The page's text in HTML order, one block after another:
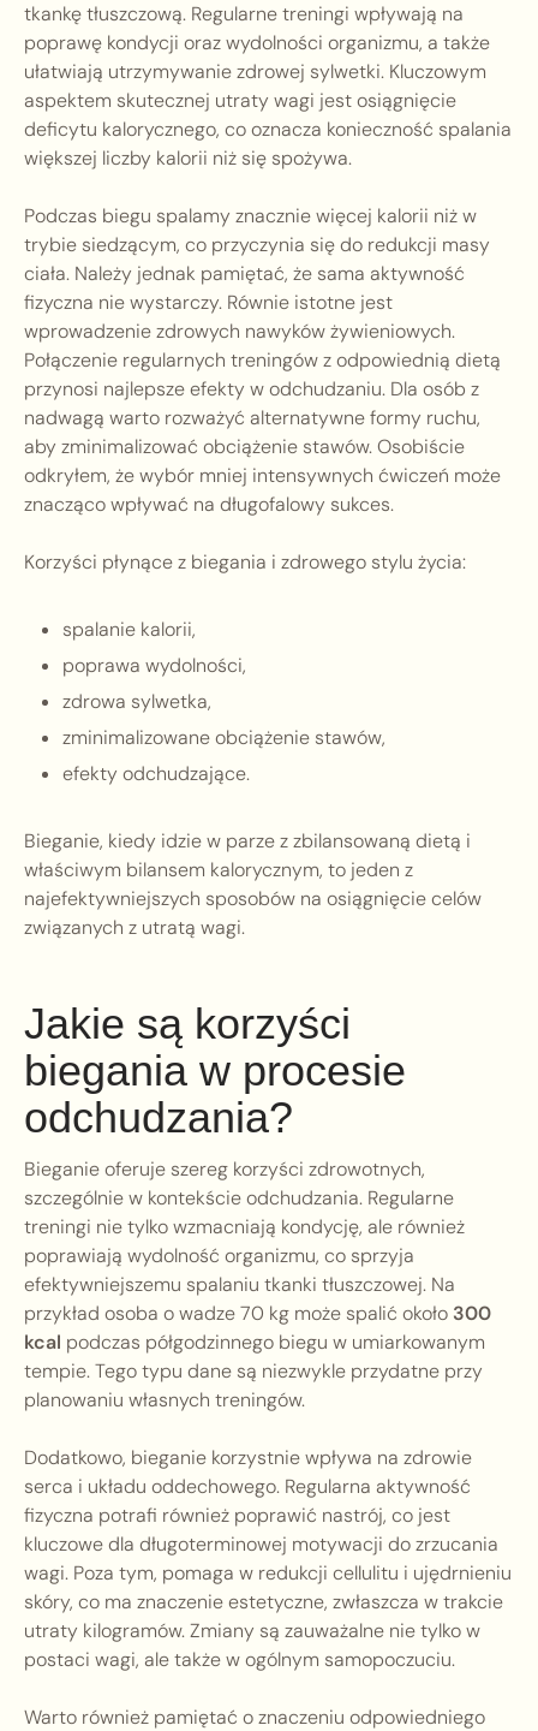
tkankę tłuszczową. Regularne treningi wpływają na
poprawę kondycji oraz wydolności organizmu, a także
ułatwiają utrzymywanie zdrowej sylwetki. Kluczowym
aspektem skutecznej utraty wagi jest osiągnięcie
deficytu kalorycznego, co oznacza konieczność spalania
większej liczby kalorii niż się spożywa.
Podczas biegu spalamy znacznie więcej kalorii niż w
trybie siedzącym, co przyczynia się do redukcji masy
ciała. Należy jednak pamiętać, że sama aktywność
fizyczna nie wystarczy. Równie istotne jest
wprowadzenie zdrowych nawyków żywieniowych.
Połączenie regularnych treningów z odpowiednią dietą
przynosi najlepsze efekty w odchudzaniu. Dla osób z
nadwagą warto rozważyć alternatywne formy ruchu,
aby zminimalizować obciążenie stawów. Osobiście
odkryłem, że wybór mniej intensywnych ćwiczeń może
znacząco wpływać na długofalowy sukces.
Korzyści płynące z biegania i zdrowego stylu życia:
spalanie kalorii,
poprawa wydolności,
zdrowa sylwetka,
zminimalizowane obciążenie stawów,
efekty odchudzające.
Bieganie, kiedy idzie w parze z zbilansowaną dietą i
właściwym bilansem kalorycznym, to jeden z
najefektywniejszych sposobów na osiągnięcie celów
związanych z utratą wagi.
Jakie są korzyści
biegania w procesie
odchudzania?
Bieganie oferuje szereg korzyści zdrowotnych,
szczególnie w kontekście odchudzania. Regularne
treningi nie tylko wzmacniają kondycję, ale również
poprawiają wydolność organizmu, co sprzyja
efektywniejszemu spalaniu tkanki tłuszczowej. Na
przykład osoba o wadze 70 kg może spalić około 300
kcal podczas półgodzinnego biegu w umiarkowanym
tempie. Tego typu dane są niezwykle przydatne przy
planowaniu własnych treningów.
Dodatkowo, bieganie korzystnie wpływa na zdrowie
serca i układu oddechowego. Regularna aktywność
fizyczna potrafi również poprawić nastrój, co jest
kluczowe dla długoterminowej motywacji do zrzucania
wagi. Poza tym, pomaga w redukcji cellulitu i ujędrnieniu
skóry, co ma znaczenie estetyczne, zwłaszcza w trakcie
utraty kilogramów. Zmiany są zauważalne nie tylko w
postaci wagi, ale także w ogólnym samopoczuciu.
Warto również pamiętać o znaczeniu odpowiedniego